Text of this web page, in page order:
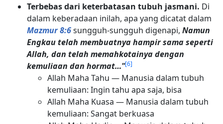
Terbebas dari keterbatasan tubuh jasmani. Di
dalam keberadaan inilah, apa yang dicatat dalam
Mazmur 8:6sungguh-sungguh digenapi, Namun
Engkau telah membuatnya hampir sama seperti
Allah, dan telah memahkotainya dengan
kemuliaan dan hormat…"[6]
Allah Maha Tahu — Manusia dalam tubuh
kemuliaan: Ingin tahu apa saja, bisa
Allah Maha Kuasa — Manusia dalam tubuh
kemuliaan: Sangat berkuasa